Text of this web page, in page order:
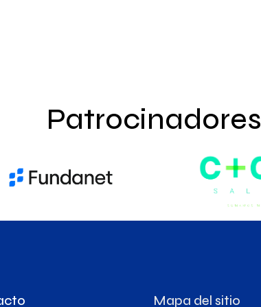
Patrocinadores
Mapa del sitio